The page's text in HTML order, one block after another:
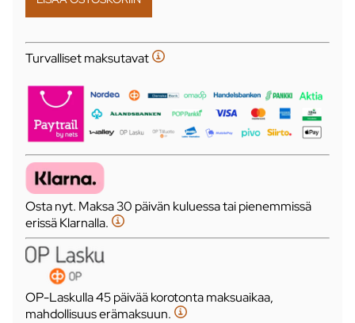
Turvalliset maksutavat
Osta nyt. Maksa 30 päivän kuluessa tai pienemmissä
erissä Klarnalla.
OP-Laskulla 45 päivää korotonta maksuaikaa,
mahdollisuus erämaksuun.